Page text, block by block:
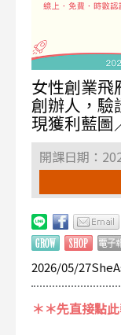
女性創業飛
創辦人，驗
現獲利藍圖
開課日期：
2026/05/
＊＊先直接點此